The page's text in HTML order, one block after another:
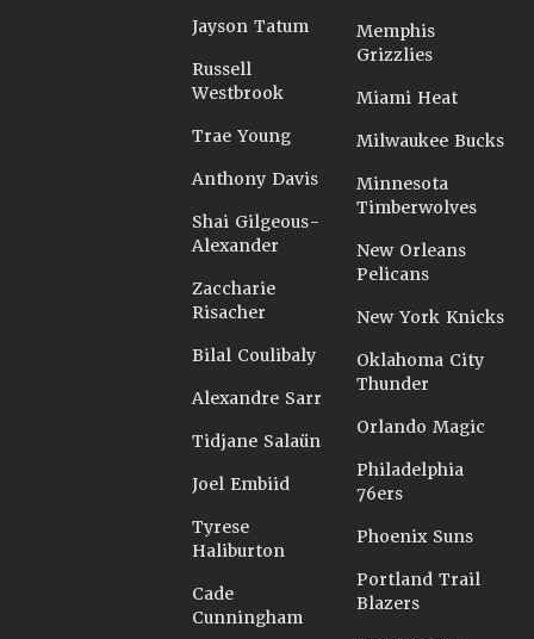
Jayson Tatum
Russell
Westbrook
Trae Young
Anthony Davis
Shai Gilgeous-
Alexander
Zaccharie
Risacher
Bilal Coulibaly
Alexandre Sarr
Tidjane Salaün
Joel Embiid
Tyrese
Haliburton
Cade
Cunningham
Memphis
Grizzlies
Miami Heat
Milwaukee Bucks
Minnesota
Timberwolves
New Orleans
Pelicans
New York Knicks
Oklahoma City
Thunder
Orlando Magic
Philadelphia
76ers
Phoenix Suns
Portland Trail
Blazers